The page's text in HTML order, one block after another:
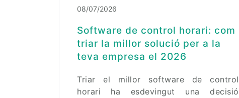
08/07/2026
Software de control horari: com
triar la millor solució per a la
teva empresa el 2026
Triar el millor software de control
horari ha esdevingut una decisió